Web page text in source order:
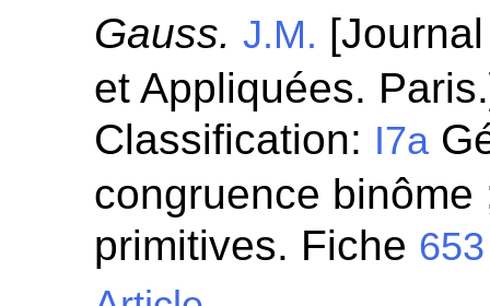
Gauss. J.M.
et Appliquées.
Classification: I7a
congruence
primitives. Fiche 653